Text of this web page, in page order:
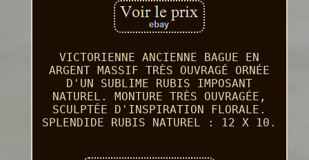
VICTORIENNE ANCIENNE BAGUE EN
ARGENT MASSIF TRÈS OUVRAGÉ ORNÉE
D'UN SUBLIME RUBIS IMPOSANT
NATUREL. MONTURE TRÈS OUVRAGÉE,
SCULPTÉE D'INSPIRATION FLORALE.
SPLENDIDE RUBIS NATUREL : 12 X 10.